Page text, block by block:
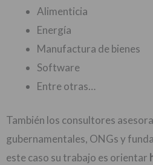
Alimenticia
Energía
Manufactura de bienes
Software
Entre otras…
También los consultores
gubernamentales, ONGs y
este caso su trabajo es orientar